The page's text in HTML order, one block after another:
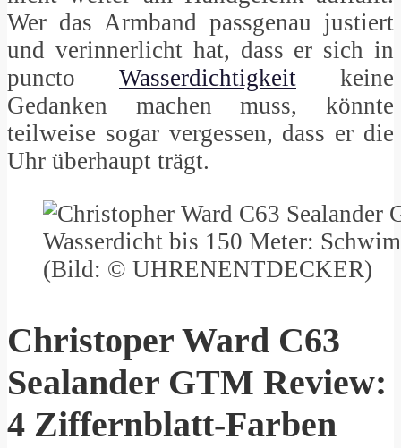
Wer das Armband passgenau justiert
und verinnerlicht hat, dass er sich in
puncto Wasserdichtigkeit keine
Gedanken machen muss, könnte
teilweise sogar vergessen, dass er die
Uhr überhaupt trägt.
Wasserdicht bis 150 Meter:
(Bild: © UHRENENTDECKER)
Christoper Ward C63
Sealander GTM Review:
4 Ziffernblatt-Farben